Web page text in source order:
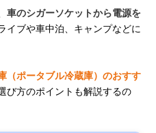
車のシガーソケットから電源を
イブや車中泊、キャンプなどに
（ポータブル冷蔵庫）のおすす
び方のポイントも解説するの